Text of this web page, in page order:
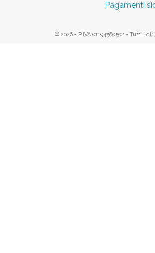
Pagamenti
© 2026 - P.IVA 01194560502 - Tutti i